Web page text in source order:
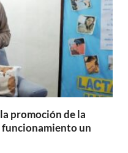
promoción de la
funcionamiento un